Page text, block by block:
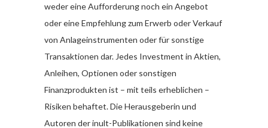
weder eine Aufforderung noch ein Angebot
oder eine Empfehlung zum Erwerb oder Verkauf
von Anlageinstrumenten oder für sonstige
Transaktionen dar. Jedes Investment in Aktien,
Anleihen, Optionen oder sonstigen
Finanzprodukten ist – mit teils erheblichen –
Risiken behaftet. Die Herausgeberin und
Autoren der inult-Publikationen sind keine